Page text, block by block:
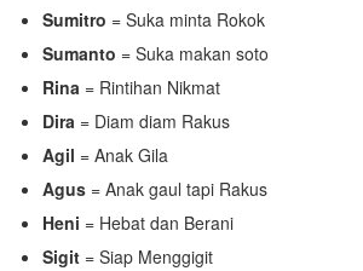
Sumitro = Suka minta Rokok
Sumanto = Suka makan soto
Rina = Rintihan Nikmat
Dira = Diam diam Rakus
Agil = Anak Gila
Agus = Anak gaul tapi Rakus
Heni = Hebat dan Berani
Sigit = Siap Menggigit